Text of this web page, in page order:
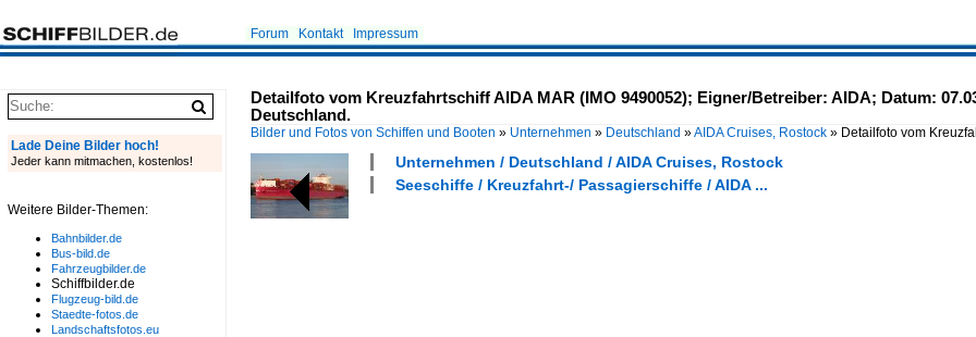
Forum Kontakt Impressum
Detailfoto vom Kreuzfahrtschiff AIDA MAR (IMO 9490052); Eigner/Betreiber: AIDA; Datum:
Deutschland.
Bilder und Fotos von Schiffen und Booten » Unternehmen » Deutschland »AIDA Cruises, Rostock » Detailfoto vom
Unternehmen / Deutschland / AIDA Cruises, Rostock
Seeschiffe / Kreuzfahrt-/ Passagierschiffe / AIDA ...
Lade Deine Bilder hoch!
Jeder kann mitmachen, kostenlos!
Weitere Bilder-Themen:
Bahnbilder.de
Bus-bild.de
Fahrzeugbilder.de
Schiffbilder.de
Flugzeug-bild.de
Staedte-fotos.de
Landschaftsfotos.eu